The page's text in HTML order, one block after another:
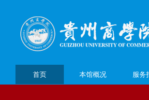
首页 本馆概况 服务